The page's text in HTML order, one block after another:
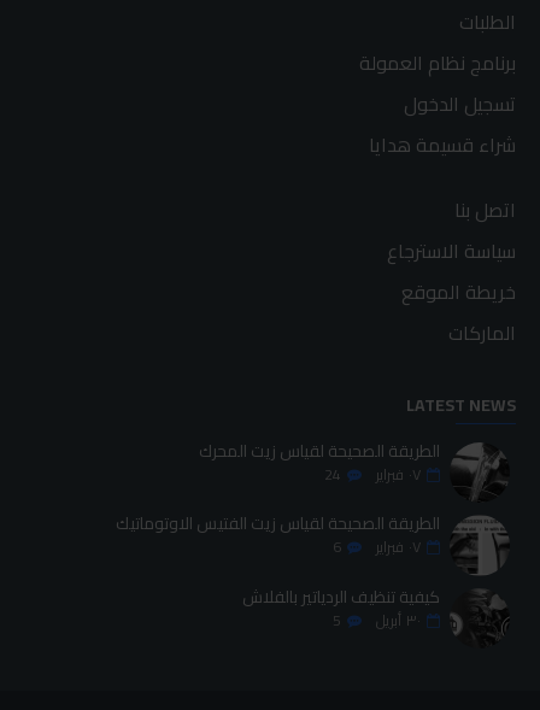
الطلبات
برنامج نظام العمولة
تسجيل الدخول
شراء قسيمة هدايا
اتصل بنا
سياسة الاسترجاع
خريطة الموقع
الماركات
LATEST NEWS
الطريقة الصحيحة لقياس زيت المحرك
٠٧ فبراير 24
الطريقة الصحيحة لقياس زيت الفتيس الاوتوماتيك
٠٧ فبراير 6
كيفية تنظيف الردياتير بالفلاش
٣٠ أبريل 5